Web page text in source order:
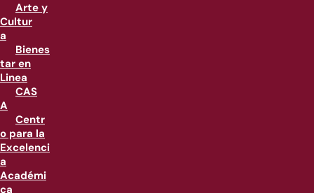
Arte y
Cultur
a
Bienes
tar en
Linea
CAS
A
Centr
o para la
Excelenci
a
Académi
ca